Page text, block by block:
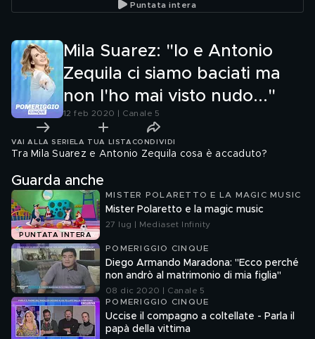
Puntata intera
Mila Suarez: "Io e Antonio
Zequila ci siamo baciati ma
non l'ho mai visto nudo..."
12 feb 2020 | Canale 5
VAI ALLA SERIE LA TUA LISTA CONDIVIDI
Tra Mila Suarez e Antonio Zequila cosa è accaduto?
Guarda anche
PUNTATA INTERA
MISTER POLARETTO E LA MAGIC MUSIC
Mister Polaretto e la magic music
27 lug | Mediaset Infinity
POMERIGGIO CINQUE
Diego Armando Maradona: ''Ecco perché
non andrò al matrimonio di mia figlia''
08 dic 2020 | Canale 5
POMERIGGIO CINQUE
Uccise il compagno a coltellate - Parla il
papà della vittima